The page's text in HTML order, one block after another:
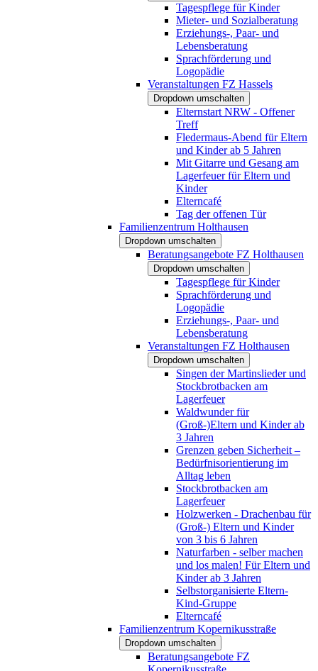
Tagespflege für Kinder
Mieter- und Sozialberatung
Erziehungs-, Paar- und
Lebensberatung
Sprachförderung und
Logopädie
Veranstaltungen FZ Hassels
Dropdown umschalten
Elternstart NRW - Offener
Treff
Fledermaus-Abend für Eltern
und Kinder ab 5 Jahren
Mit Gitarre und Gesang am
Lagerfeuer für Eltern und
Kinder
Elterncafé
Tag der offenen Tür
Familienzentrum Holthausen
Dropdown umschalten
Beratungsangebote FZ Holthausen
Dropdown umschalten
Tagespflege für Kinder
Sprachförderung und
Logopädie
Erziehungs-, Paar- und
Lebensberatung
Veranstaltungen FZ Holthausen
Dropdown umschalten
Singen der Martinslieder und
Stockbrotbacken am
Lagerfeuer
Waldwunder für
(Groß-)Eltern und Kinder ab
3 Jahren
Grenzen geben Sicherheit –
Bedürfnisorientierung im
Alltag leben
Stockbrotbacken am
Lagerfeuer
Holzwerken - Drachenbau für
(Groß-) Eltern und Kinder
von 3 bis 6 Jahren
Naturfarben - selber machen
und los malen! Für Eltern und
Kinder ab 3 Jahren
Selbstorganisierte Eltern-
Kind-Gruppe
Elterncafé
Familienzentrum Kopernikusstraße
Dropdown umschalten
Beratungsangebote FZ